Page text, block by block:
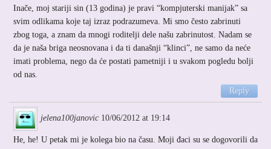
Inače, moj stariji sin (13 godina) je pravi “kompjuterski manijak” sa
svim odlikama koje taj izraz podrazumeva. Mi smo često zabrinuti
zbog toga, a znam da mnogi roditelji dele našu zabrinutost. Nadam se
da je naša briga neosnovana i da ti današnji “klinci”, ne samo da neće
imati problema, nego da će postati pametniji i u svakom pogledu bolji
od nas.
Reply
jelena100janovic 10/06/2012 at 19:14
He, he! U petak mi je kolega bio na času. Moji đaci su se dogovorili da